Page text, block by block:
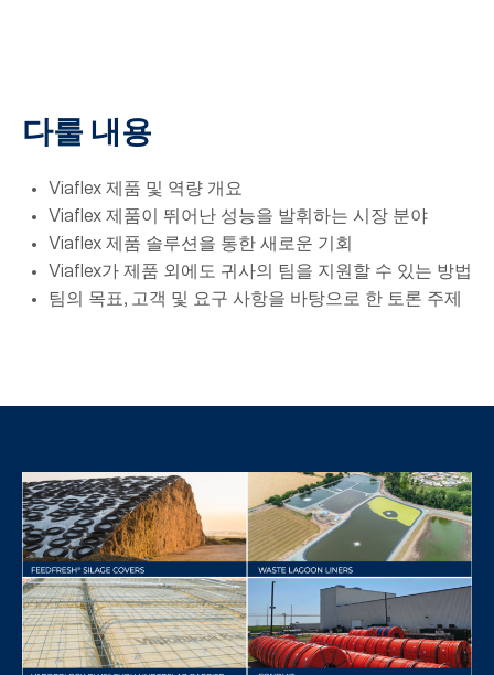
다룰 내용
Viaflex 제품 및 역량 개요
Viaflex 제품이 뛰어난 성능을 발휘하는 시장 분야
Viaflex 제품 솔루션을 통한 새로운 기회
Viaflex가 제품 외에도 귀사의 팀을 지원할 수 있는 방법
팀의 목표, 고객 및 요구 사항을 바탕으로 한 토론 주제